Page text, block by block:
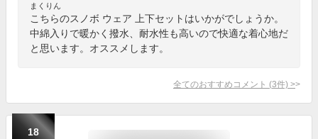
まくりん
こちらのスノボ ウェア 上下セットはいかがでしょうか。
中綿入りで暖かく撥水、耐水性も高いので快適な着心地だ
と思います。オススメします。
全てのおすすめコメント (3件) >
18